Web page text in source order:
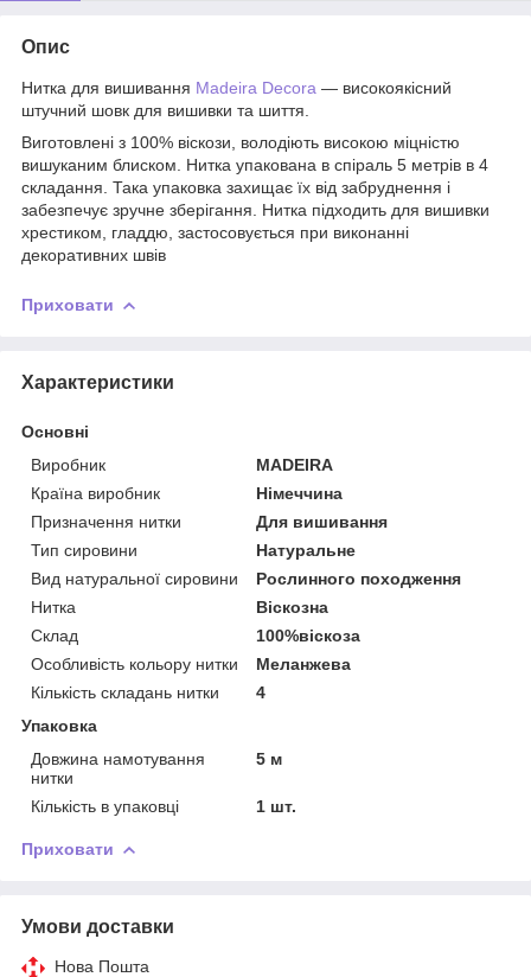
Опис
Нитка для вишивання Madeira Decora ― високоякісний
штучний шовк для вишивки та шиття.
Виготовлені з 100% віскози, володіють високою міцністю
вишуканим блиском. Нитка упакована в спіраль 5 метрів в 4
складання. Така упаковка захищає їх від забруднення і
забезпечує зручне зберігання. Нитка підходить для вишивки
хрестиком, гладдю, застосовується при виконанні
декоративних швів
Приховати
Характеристики
Основні
Виробник
MADEIRA
Країна виробник
Німеччина
Призначення нитки
Для вишивання
Тип сировини
Натуральне
Вид натуральної сировини
Рослинного походження
Нитка
Віскозна
Склад
100%віскоза
Особливість кольору нитки
Меланжева
Кількість складань нитки
4
Упаковка
Довжина намотування
нитки
5 м
Кількість в упаковці 1 шт.
Приховати
Умови доставки
Нова Пошта